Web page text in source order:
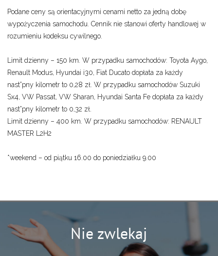
Podane ceny są orientacyjnymi cenami netto za jedną dobę
wypożyczenia samochodu. Cennik nie stanowi oferty handlowej w
rozumieniu kodeksu cywilnego.
Limit dzienny – 150 km. W przypadku samochodów: Toyota Aygo,
Renault Modus, Hyundai i30, Fiat Ducato dopłata za każdy
nast”pny kilometr to 0,28 zł. W przypadku samochodów Suzuki
Sx4, VW Passat, VW Sharan, Hyundai Santa Fe dopłata za każdy
nast”pny kilometr to 0,32 zł.
Limit dzienny – 400 km. W przypadku samochodów: RENAULT
MASTER L2H2
*weekend – od piątku 16.00 do poniedziałku 9.00
Nie zwlekaj